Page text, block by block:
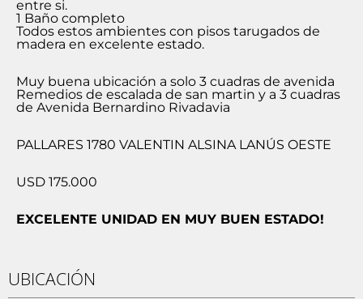
entre si.
1 Baño completo
Todos estos ambientes con pisos tarugados de
madera en excelente estado.
Muy buena ubicación a solo 3 cuadras de avenida
Remedios de escalada de san martin y a 3 cuadras
de Avenida Bernardino Rivadavia
PALLARES 1780 VALENTIN ALSINA LANÚS OESTE
USD 175.000
EXCELENTE UNIDAD EN MUY BUEN ESTADO!
UBICACIÓN